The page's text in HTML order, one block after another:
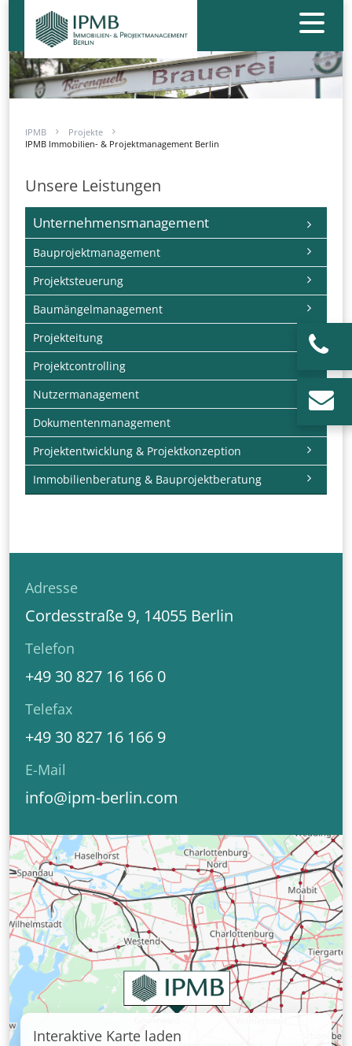
IPMB
Projekte
IPMB Immobilien- & Projektmanagement Berlin
Unsere Leistungen
Navigation
überspringen
Unternehmensmanagement
Bauprojektmanagement
Projektsteuerung
Baumängelmanagement
Projekteitung
Projektcontrolling
Nutzermanagement
Dokumentenmanagement
Projektentwicklung & Projektkonzeption
Immobilienberatung & Bauprojektberatung
Adresse
Cordesstraße 9, 14055 Berlin
Telefon
+49 30 827 16 166 0
Telefax
+49 30 827 16 166 9
E-Mail
info@ipm-berlin.com
Interaktive Karte laden